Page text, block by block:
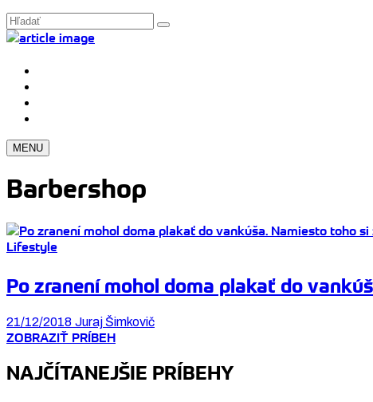
MENU
Barbershop
Lifestyle
Po zranení mohol doma plakať do
21/12/2018 Juraj Šimkovič
ZOBRAZIŤ PRÍBEH
NAJČÍTANEJŠIE PRÍBEHY